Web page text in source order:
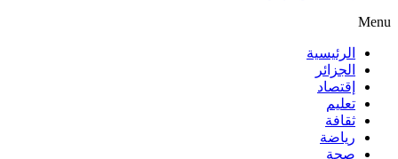
Menu
الرئيسية
الجزائر
إقتصاد
تعليم
ثقافة
رياضة
صحة